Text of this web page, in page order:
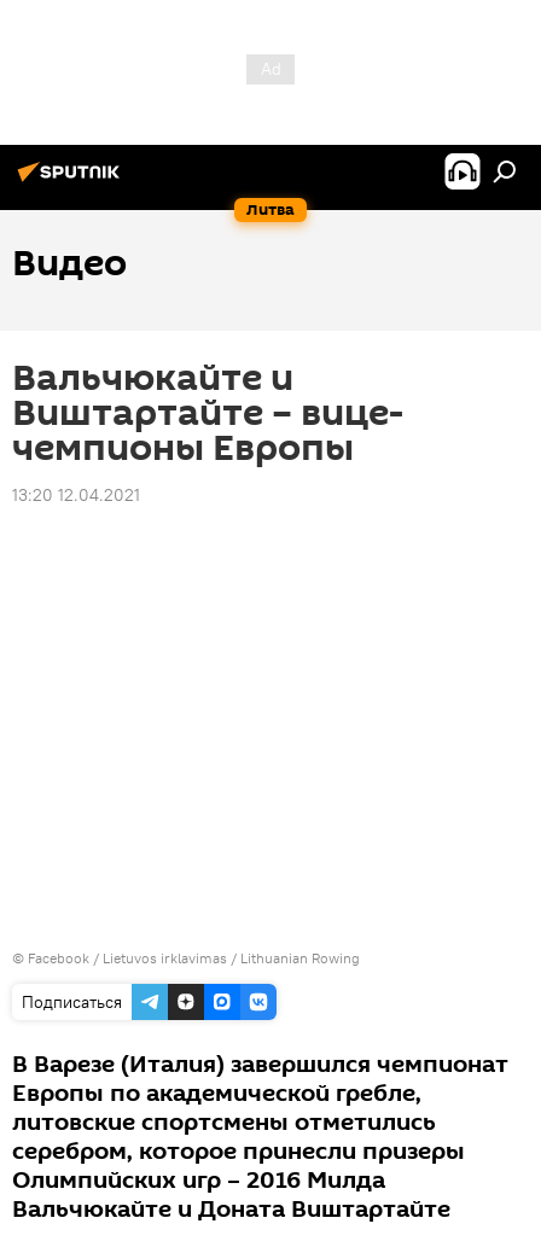
Литва
Видео
Вальчюкайте и
Виштартайте – вице-
чемпионы Европы
13:20 12.04.2021
© Facebook / Lietuvos irklavimas / Lithuanian Rowing
Подписаться
В Варезе (Италия) завершился чемпионат
Европы по академической гребле,
литовские спортсмены отметились
серебром, которое принесли призеры
Олимпийских игр – 2016 Милда
Вальчюкайте и Доната Виштартайте